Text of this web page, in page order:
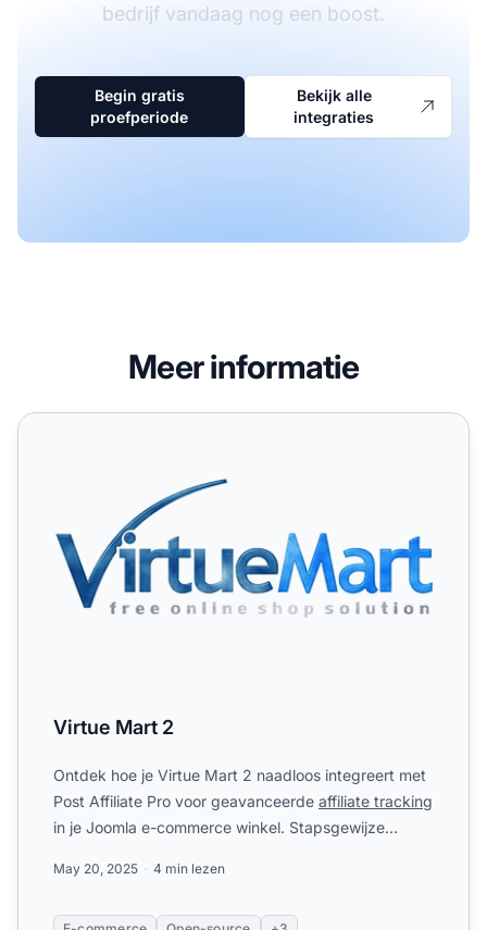
bedrijf vandaag nog een boost.
Begin gratis
proefperiode
Bekijk alle
integraties
Meer informatie
Virtue Mart 2
Virtue Mart 2
Ontdek hoe je Virtue Mart 2 naadloos integreert met
Post Affiliate Pro voor geavanceerde affiliate tracking
in je Joomla e-commerce winkel. Stapsgewijze
May 20, 2025 4 min lezen